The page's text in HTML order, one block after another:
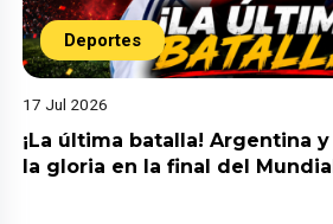
Deportes
17 Jul 2026
¡La última batalla! Argentina
la gloria en la final del